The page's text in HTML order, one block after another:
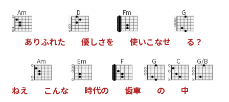
Am
あ りふれた
D
優しさを
Fm
使いこなせ
G
る ？
ねえ
Am
こんな
Em
時代の
F
歯車
G
の
C
中
G/B